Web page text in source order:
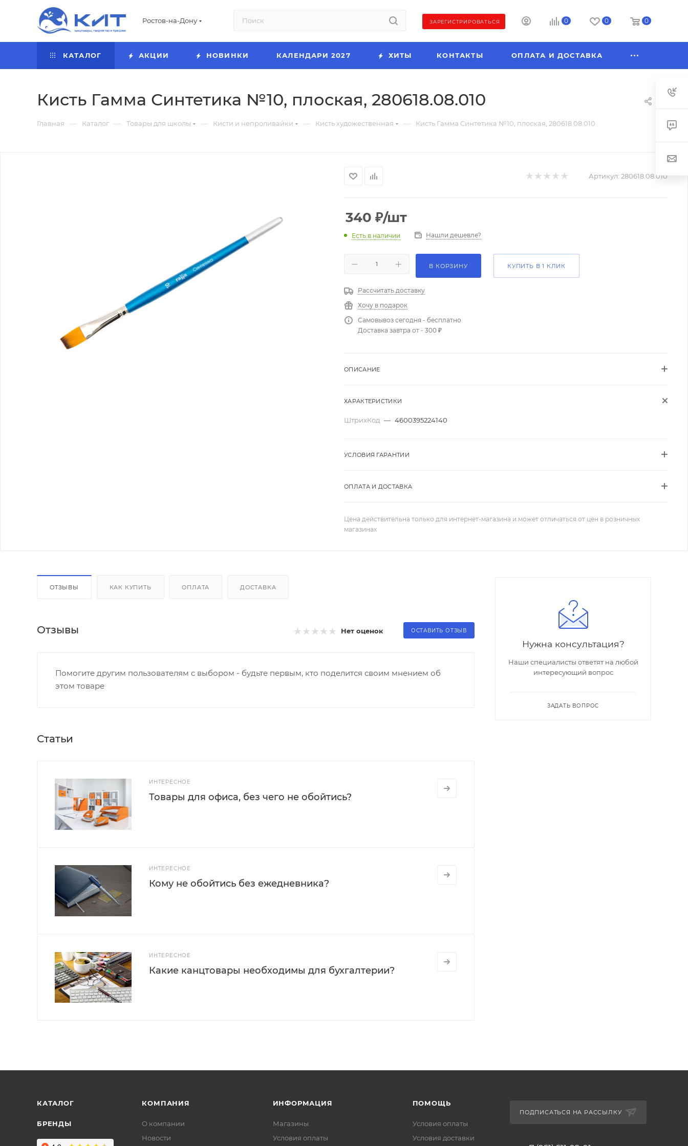
Ростов-на-Дону ЗАРЕГИСТРИРОВАТЬСЯ 0 0 0
КАТАЛОГ АКЦИИ НОВИНКИ КАЛЕНДАРИ 2027 ХИТЫ КОНТАКТЫ ОПЛАТА И ДОСТАВКА
Кисть Гамма Синтетика №10, плоская, 280618.08.010
Главная — Каталог — Товары для школы — Кисти и непроливайки — Кисть художественная — Кисть Гамма Синтетика №10, плоская, 280618.08.010
Артикул: 280618.08.010
340 ₽/шт
Есть в наличии Нашли дешевле?
В КОРЗИНУ КУПИТЬ В 1 КЛИК
Рассчитать доставку
Хочу в подарок
Самовывоз сегодня - бесплатно
Доставка завтра от - 300 ₽
ОПИСАНИЕ
ХАРАКТЕРИСТИКИ
ШтрихКод — 4600395224140
УСЛОВИЯ ГАРАНТИИ
ОПЛАТА И ДОСТАВКА
Цена действительна только для интернет-магазина и может отличаться от цен в розничных
магазинах
ОТЗЫВЫ КАК КУПИТЬ ОПЛАТА ДОСТАВКА
Отзывы Нет оценок ОСТАВИТЬ ОТЗЫВ
Помогите другим пользователям с выбором - будьте первым, кто поделится своим мнением об
этом товаре
Статьи
ИНТЕРЕСНОЕ
Товары для офиса, без чего не обойтись?
ИНТЕРЕСНОЕ
Кому не обойтись без ежедневника?
ИНТЕРЕСНОЕ
Какие канцтовары необходимы для бухгалтерии?
Нужна консультация?
Наши специалисты ответят на любой
интересующий вопрос
ЗАДАТЬ ВОПРОС
КАТАЛОГ
БРЕНДЫ
КОМПАНИЯ
О компании
Новости
ИНФОРМАЦИЯ
Магазины
Условия оплаты
ПОМОЩЬ
Условия оплаты
Условия доставки
ПОДПИСАТЬСЯ НА РАССЫЛКУ